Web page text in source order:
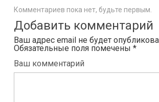
Комментариев пока нет, будьте первым.
Добавить комментарий
Ваш адрес email не будет
Обязательные поля помечены *
Ваш комментарий